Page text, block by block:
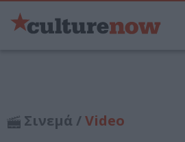
Σινεμά /Video